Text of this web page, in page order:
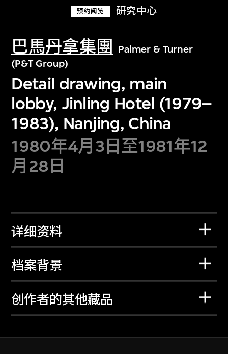
预约阅览 研究中心
巴馬丹拿集團
Palmer & Turner
(P&T Group)
Detail drawing, main
lobby, Jinling Hotel (1979–
1983), Nanjing, China
1980年4月3日至1981年12
月28日
详细资料
档案背景
创作者的其他藏品
探索世界顶级的二十及二十一世纪视觉
文化藏品。